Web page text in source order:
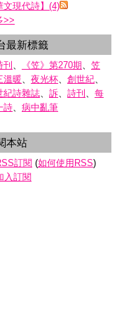
文現代詩】(4)
>>
最新標籤
刊 、 《笠》第270期、 笠
溫暖、 夜光杯、 創世紀、
紀詩雜誌、 訴、 詩刊 、 每
詩、 病中亂筆
本站
訂閱 (如何使用RSS)
入訂閱